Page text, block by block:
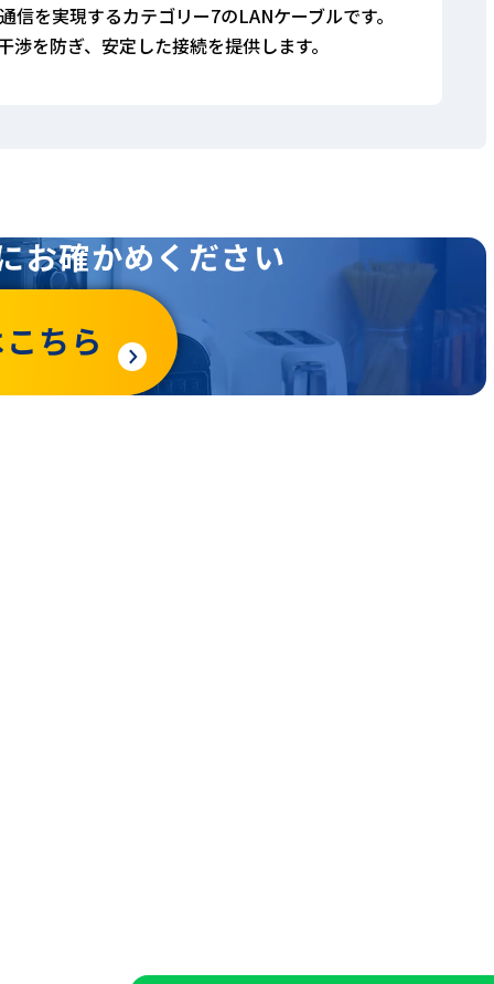
を実現するカテゴリー7のLANケーブルです。
を防ぎ、安定した接続を提供します。
お確かめください
ちら